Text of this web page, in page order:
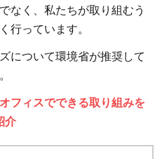
なく、私たちが取り組むう
行っています。
について環境省が推奨して
フィスでできる取り組みを
介